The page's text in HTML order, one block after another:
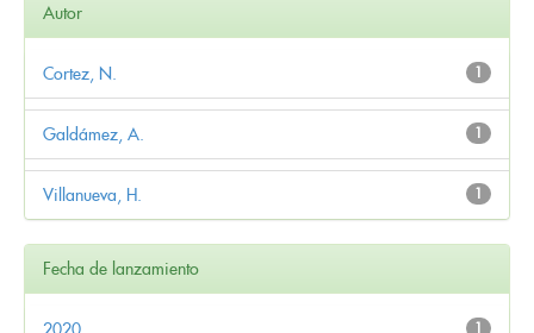
Autor
1
Cortez, N.
1
Galdámez, A.
1
Villanueva, H.
Fecha de lanzamiento
1